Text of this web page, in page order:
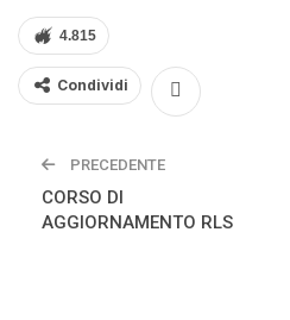
4.815
Condividi
PRECEDENTE
CORSO DI
AGGIORNAMENTO RLS